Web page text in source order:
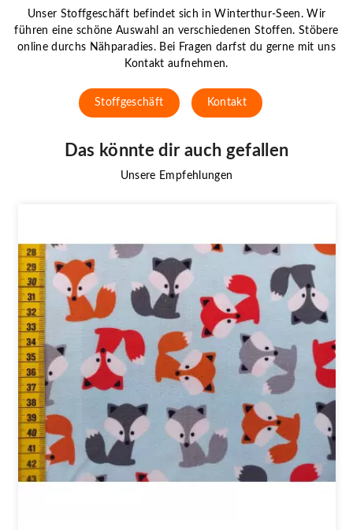
Unser Stoffgeschäft befindet sich in Winterthur-Seen. Wir
führen eine schöne Auswahl an verschiedenen Stoffen. Stöbere
online durchs Nähparadies. Bei Fragen darfst du gerne mit uns
Kontakt aufnehmen.
Stoffgeschäft Kontakt
Das könnte dir auch gefallen
Unsere Empfehlungen